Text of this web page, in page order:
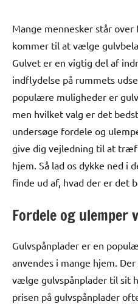
Mange mennesker står
kommer til at vælge
Gulvet er en vigtig del af
indflydelse på rummets
populære muligheder er
men hvilket valg er det
undersøge fordele og
give dig vejledning til at
hjem. Så lad os dykke ned i
finde ud af, hvad der er det
Fordele og ulemper
Gulvspånplader er en
anvendes i mange hjem.
vælge gulvspånplader til sit
prisen på gulvspånplader